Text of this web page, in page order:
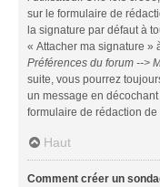
sur le formulaire de
la signature par défaut à
« Attacher ma signature »
Préférences du forum -->
suite, vous pourrez
un message en décochant
formulaire de rédaction de
Haut
Comment créer un